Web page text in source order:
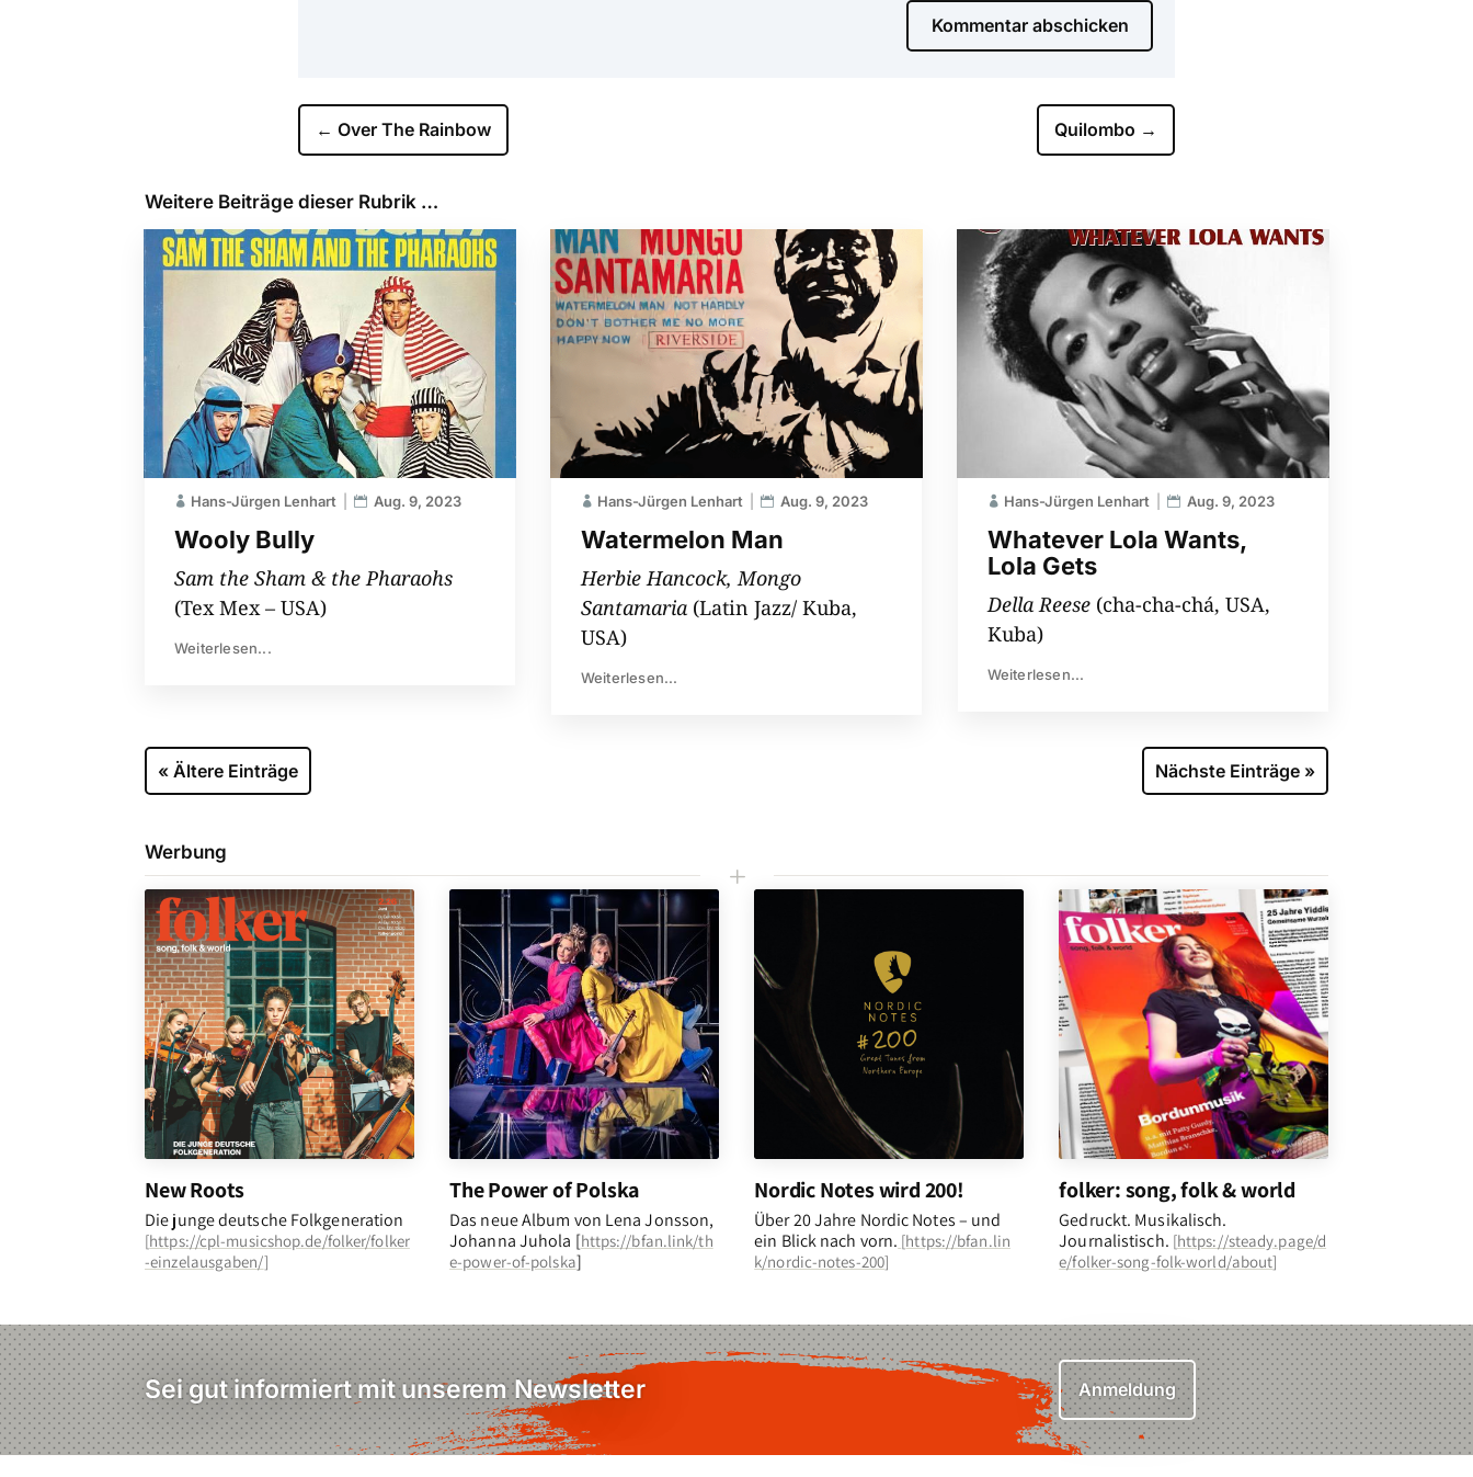
Kommentar abschicken
← Over The Rainbow Quilombo →
Weitere Beiträge dieser Rubrik …
Wooly Bully
Hans-Jürgen Lenhart Aug. 9, 2023
Sam the Sham & the Pharaohs
(Tex Mex – USA)
Weiterlesen...
Watermelon Man
Hans-Jürgen Lenhart Aug. 9, 2023
Herbie Hancock, Mongo
Santamaria (Latin Jazz/ Kuba,
USA)
Weiterlesen...
Whatever Lola Wants,
Lola Gets
Hans-Jürgen Lenhart Aug. 9, 2023
Della Reese (cha-cha-chá, USA,
Kuba)
Weiterlesen...
« Ältere Einträge Nächste Einträge »
Werbung
L
New Roots
Die junge deutsche Folkgeneration
[https://cpl-musicshop.de/folker/folker
-einzelausgaben/]
The Power of Polska
Das neue Album von Lena Jonsson,
Johanna Juhola [https://bfan.link/th
e-power-of-polska]
Nordic Notes wird 200!
Über 20 Jahre Nordic Notes – und
ein Blick nach vorn. [https://bfan.lin
k/nordic-notes-200]
folker: song, folk & world
Gedruckt. Musikalisch.
Journalistisch. [https://steady.page/d
e/folker-song-folk-world/about]
Sei gut informiert mit unserem Newsletter Anmeldung